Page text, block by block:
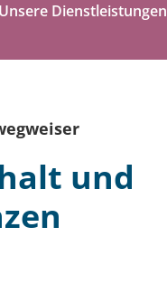
Unsere Dienstleistungen
und